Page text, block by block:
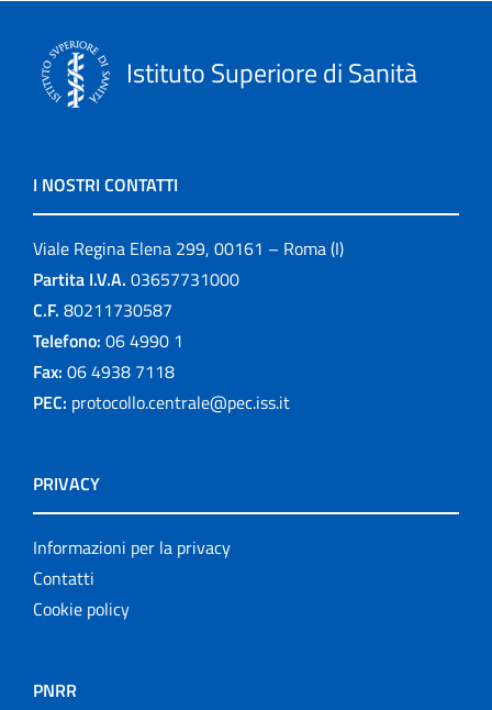
Istituto Superiore di Sanità
I NOSTRI CONTATTI
Viale Regina Elena 299, 00161 – Roma (I)
Partita I.V.A. 03657731000
C.F. 80211730587
Telefono: 06 4990 1
Fax: 06 4938 7118
PEC: protocollo.centrale@pec.iss.it
PRIVACY
Informazioni per la privacy
Contatti
Cookie policy
PNRR